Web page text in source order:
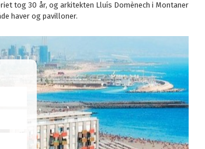
tog 30 år, og arkitekten Lluís Domènech i Montaner
haver og pavilloner.